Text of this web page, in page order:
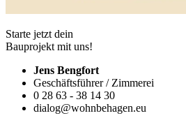
Starte jetzt dein
Bauprojekt mit uns!
Jens Bengfort
Geschäftsführer / Zimmerei
0 28 63 - 38 14 30
dialog@wohnbehagen.eu